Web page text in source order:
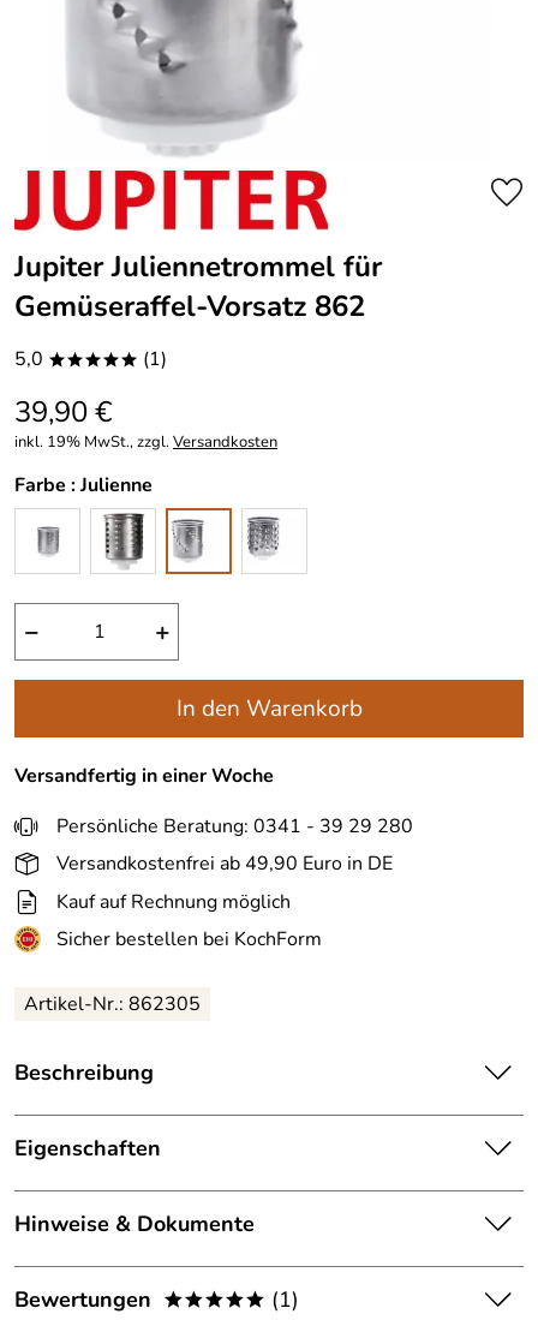
Jupiter Juliennetrommel für
Gemüseraffel-Vorsatz 862
5,0 ***** (1)
39,90 €
inkl. 19% MwSt., zzgl.Versandkosten
Farbe :Julienne
− +
In den Warenkorb
Versandfertig in einer Woche
Persönliche Beratung: 0341 - 39 29 280
Versandkostenfrei ab 49,90 Euro in DE
Kauf auf Rechnung möglich
Sicher bestellen bei KochForm
Artikel-Nr.: 862305
Beschreibung
JupiterJuliennetrommel für Gemüseraffel-Vorsatz 862.
Stäbchentrommel (Julienne) für den Jupiter
Gemüse in feine Stäbchen (Julienne). Passend zur
Gemüseraffel aus Kunststoff.
Die Stäbchentrommel ist die passende Trommel für fein
geschnittenes Gemüse in Stäbchenform (Julienne) – ideal
Eigenschaften
passend für den
Hinweise & Dokumente
Dokumente zum Download:
Bewertungen ***** (1)